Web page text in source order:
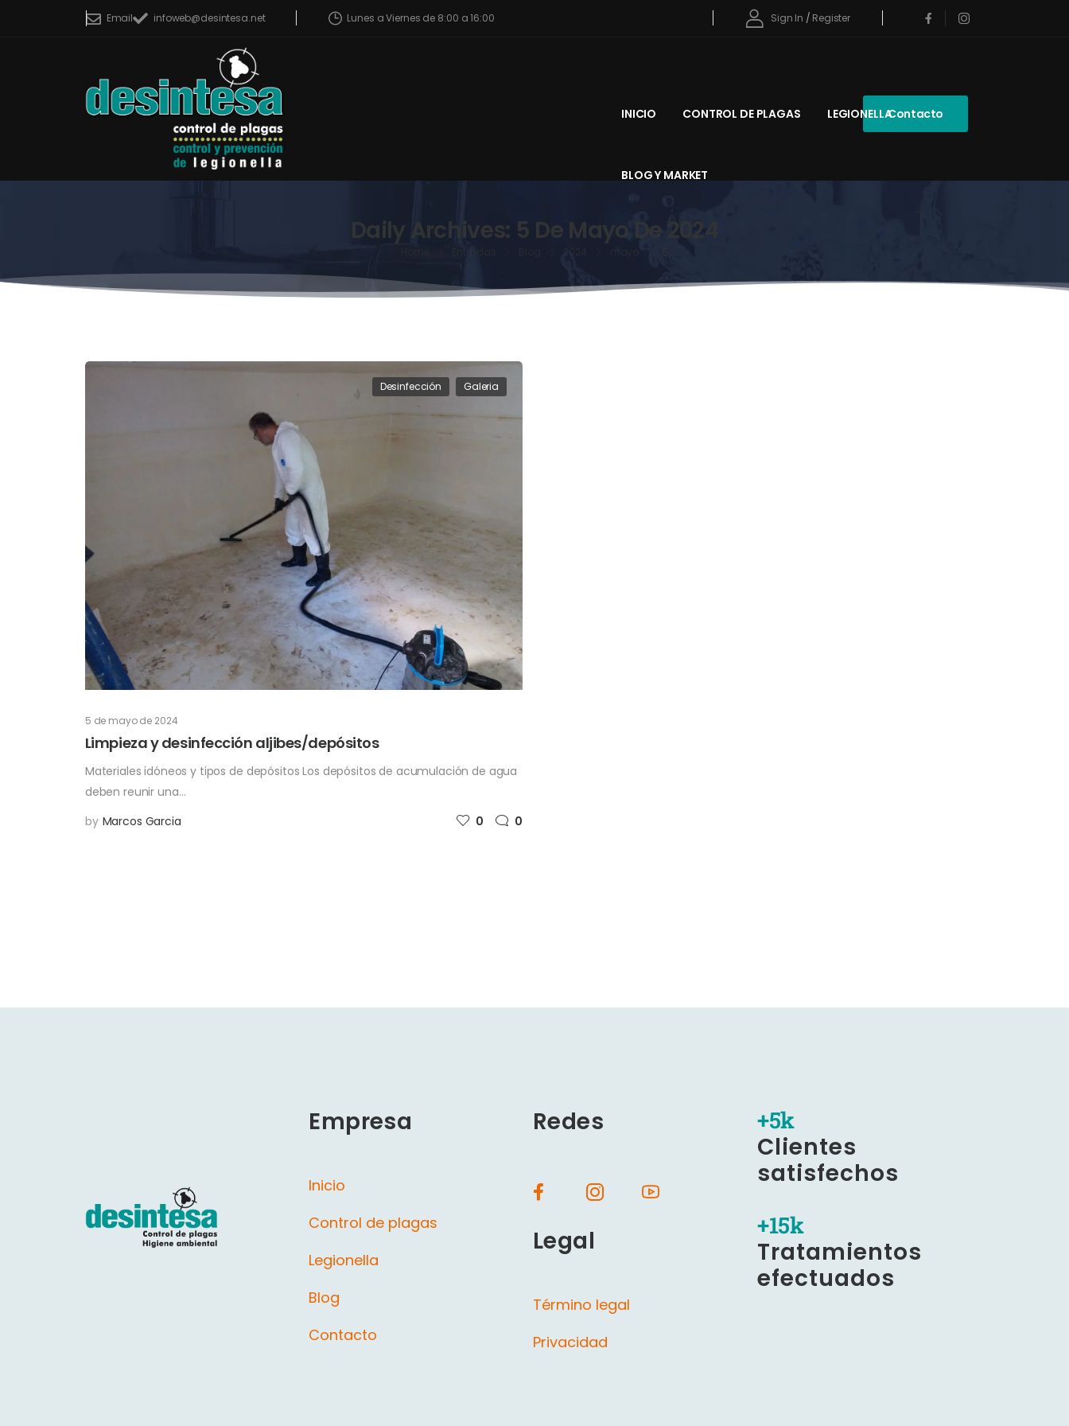
Email infoweb@desintesa.net Lunes a Viernes de 8:00 a 16:00 Sign In / Register
Contacto
INICIO CONTROL DE PLAGAS LEGIONELLA
BLOG Y MARKET
Daily Archives: 5 De Mayo De 2024
5 de mayo de 2024
Desinfección Galeria
Limpieza y desinfección aljibes/depósitos
Materiales idóneos y tipos de depósitos Los depósitos de acumulación de agua
deben reunir una…
by Marcos Garcia 0 0
Empresa
Inicio
Control de plagas
Legionella
Blog
Contacto
Redes
Legal
Término legal
Privacidad
+6k
Clientes
satisfechos
+19k
Tratamientos
efectuados